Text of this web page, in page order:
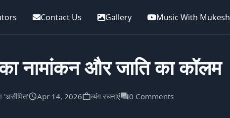
Contact Us Gallery Music With Mukesh
नामांकन और जाति का कॉलम
'असीमित' Apr 14, 2026 व्यंग रचनाएं 0 Comments